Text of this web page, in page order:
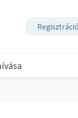
Regisztráció